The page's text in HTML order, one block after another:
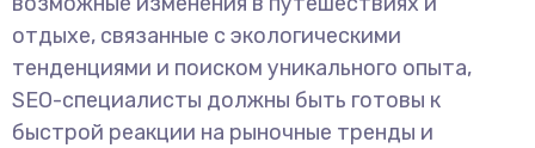
отдыхе, связанные с экологическими
тенденциями и поиском уникального опыта,
SEO-специалисты должны быть готовы к
быстрой реакции на рыночные тренды и